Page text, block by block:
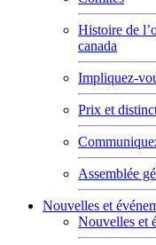
Histoire de
canada
Impliquez-
Prix et
Assemblée
Nouvelles et
Nouvelles et